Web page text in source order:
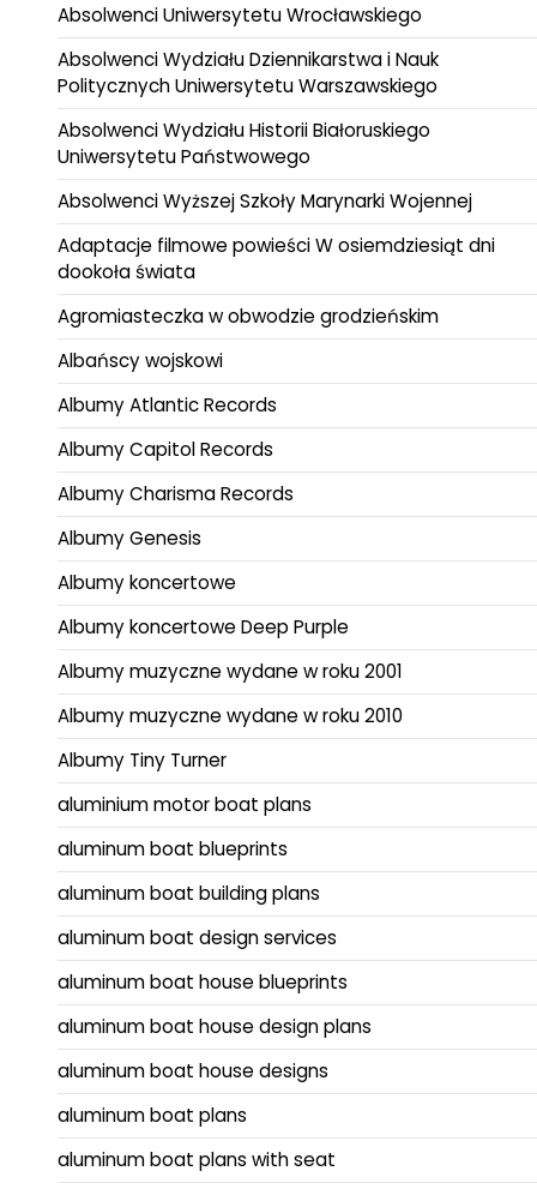
Absolwenci Uniwersytetu Wrocławskiego
Absolwenci Wydziału Dziennikarstwa i Nauk
Politycznych Uniwersytetu Warszawskiego
Absolwenci Wydziału Historii Białoruskiego
Uniwersytetu Państwowego
Absolwenci Wyższej Szkoły Marynarki Wojennej
Adaptacje filmowe powieści W osiemdziesiąt dni
dookoła świata
Agromiasteczka w obwodzie grodzieńskim
Albańscy wojskowi
Albumy Atlantic Records
Albumy Capitol Records
Albumy Charisma Records
Albumy Genesis
Albumy koncertowe
Albumy koncertowe Deep Purple
Albumy muzyczne wydane w roku 2001
Albumy muzyczne wydane w roku 2010
Albumy Tiny Turner
aluminium motor boat plans
aluminum boat blueprints
aluminum boat building plans
aluminum boat design services
aluminum boat house blueprints
aluminum boat house design plans
aluminum boat house designs
aluminum boat plans
aluminum boat plans with seat